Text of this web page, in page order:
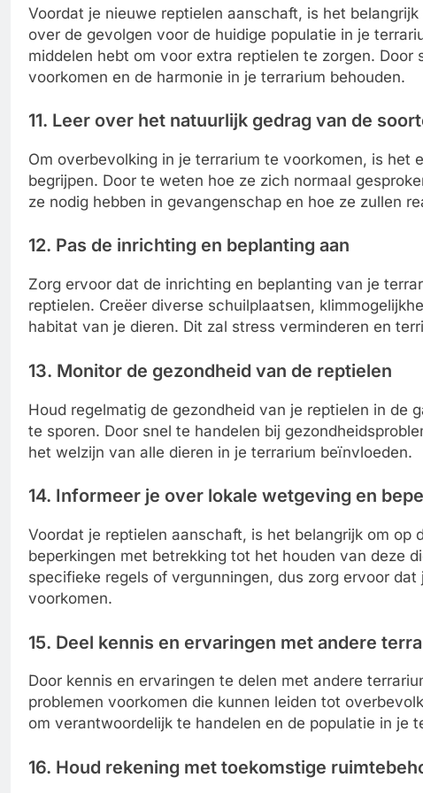
Voordat je nieuwe reptielen aanschaft, is het
over de gevolgen voor de huidige populatie in je
middelen hebt om voor extra reptielen te zorgen.
voorkomen en de harmonie in je terrarium behouden.
11. Leer over het natuurlijk gedrag van de
Om overbevolking in je terrarium te voorkomen, is
begrijpen. Door te weten hoe ze zich normaal
ze nodig hebben in gevangenschap en hoe ze zullen
12. Pas de inrichting en beplanting aan
Zorg ervoor dat de inrichting en beplanting van je
reptielen. Creëer diverse schuilplaatsen,
habitat van je dieren. Dit zal stress verminderen en
13. Monitor de gezondheid van de reptielen
Houd regelmatig de gezondheid van je reptielen in
te sporen. Door snel te handelen bij
het welzijn van alle dieren in je terrarium beïnvloeden.
14. Informeer je over lokale wetgeving en
Voordat je reptielen aanschaft, is het belangrijk om op
beperkingen met betrekking tot het houden van deze
specifieke regels of vergunningen, dus zorg ervoor
voorkomen.
15. Deel kennis en ervaringen met andere
Door kennis en ervaringen te delen met andere
problemen voorkomen die kunnen leiden tot
om verantwoordelijk te handelen en de populatie in je
16. Houd rekening met toekomstige